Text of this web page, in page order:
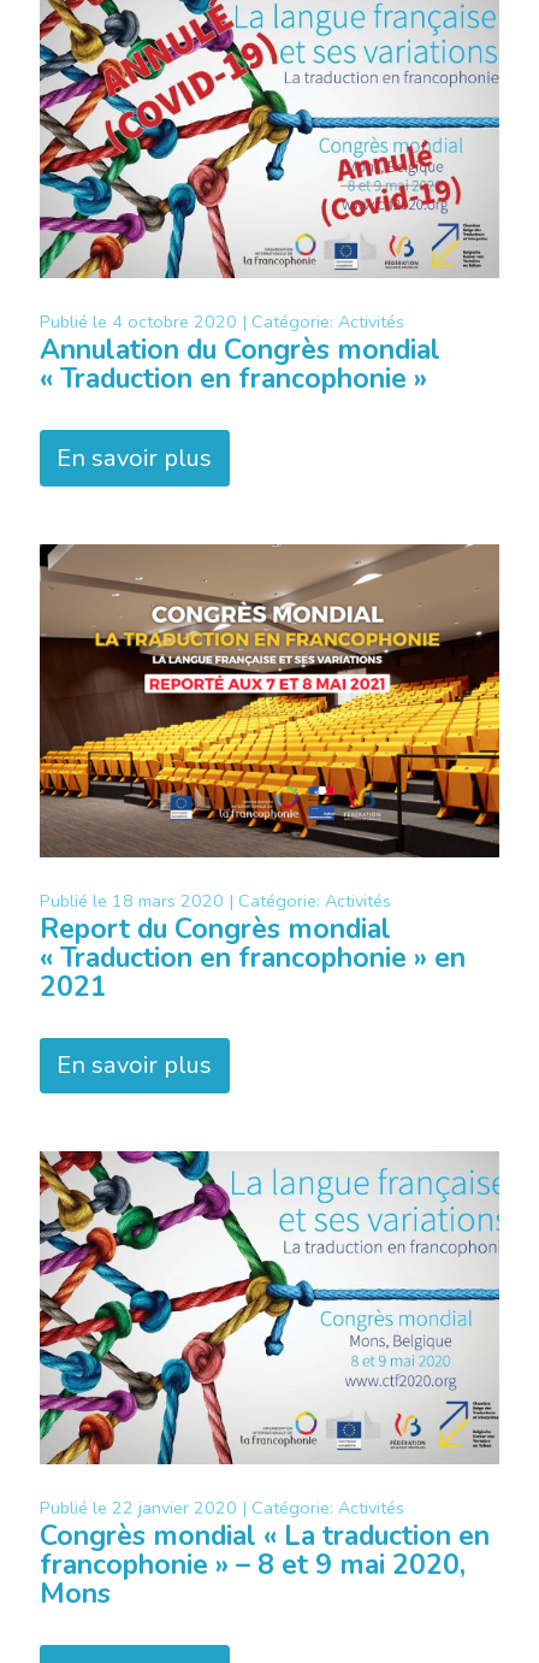
Publié le 4 octobre 2020 | Catégorie: Activités
Annulation du Congrès mondial
« Traduction en francophonie »
En savoir plus
Publié le 18 mars 2020 | Catégorie: Activités
Report du Congrès mondial
« Traduction en francophonie » en
2021
En savoir plus
Publié le 22 janvier 2020 | Catégorie: Activités
Congrès mondial « La traduction en
francophonie » – 8 et 9 mai 2020,
Mons